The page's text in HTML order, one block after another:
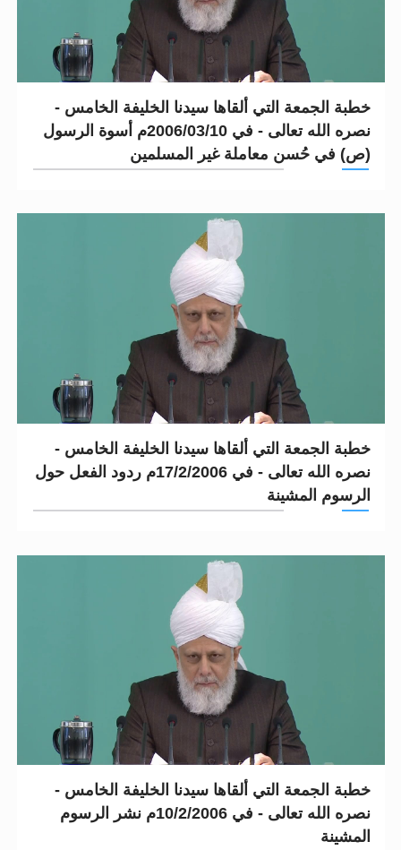
خطبة الجمعة التي ألقاها سيدنا الخليفة الخامس -
نصره الله تعالى - في 03/10‏/2006م أسوة الرسول
(ص) في حُسن معاملة غير المسلمين
خطبة الجمعة التي ألقاها سيدنا الخليفة الخامس -
نصره الله تعالى - في 17/2/2006م ردود الفعل حول
الرسوم المشينة
خطبة الجمعة التي ألقاها سيدنا الخليفة الخامس -
نصره الله تعالى - في 10/2/2006م نشر الرسوم
المشينة